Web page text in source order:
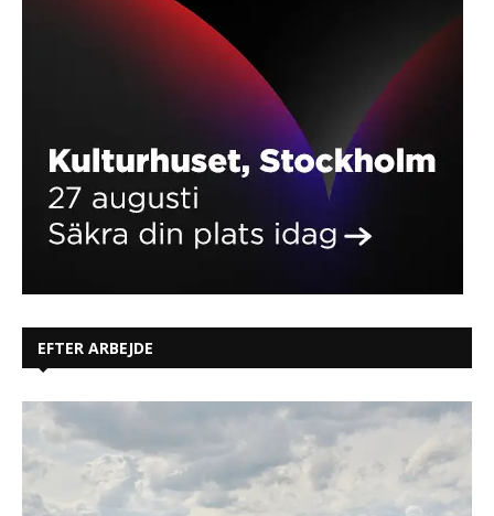
EFTER ARBEJDE